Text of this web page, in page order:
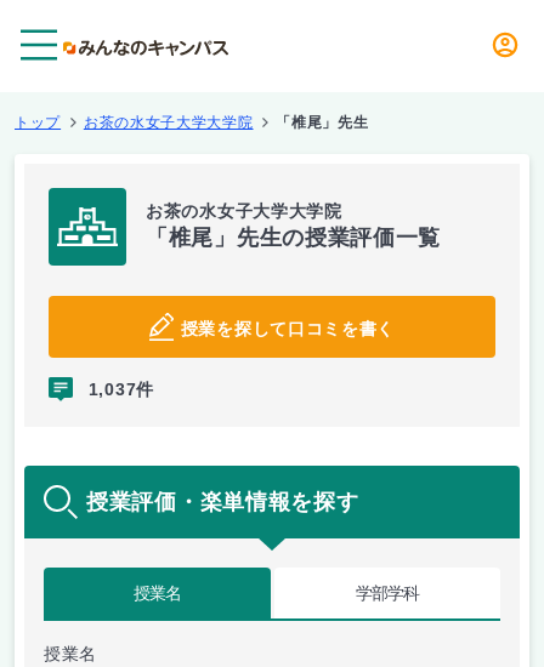
トップ お茶の水女子大学大学院 「椎尾」先生
お茶の水女子大学大学院
「椎尾」先生の授業評価一覧
授業を探して口コミを書く
1,037件
授業評価・楽単情報を探す
授業名 学部学科
授業名